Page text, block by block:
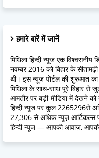
हमारे बारें में जानें
मिथिला हिन्दी न्यूज एक
नवम्बर 2016 को बिहार के
थी। इस न्यूज़ पोर्टल की शुरुआत का
मिथिला के साथ-साथ पूरे बिहार से
आमतौर पर बड़ी मीडिया में देखने
हिन्दी न्यूज पर कुल 2265296से
27,306 से अधिक न्यूज़ आर्टिकल्स
हिन्दी न्यूज — आपकी आवाज़, आपकी